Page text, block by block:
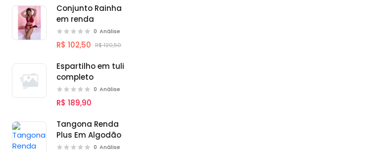
Conjunto Rainha
em renda
0 Análise
R$ 102,50 R$ 120,50
Espartilho em tuli
completo
0 Análise
R$ 189,90
Tangona Renda
Plus Em Algodão
0 Análise